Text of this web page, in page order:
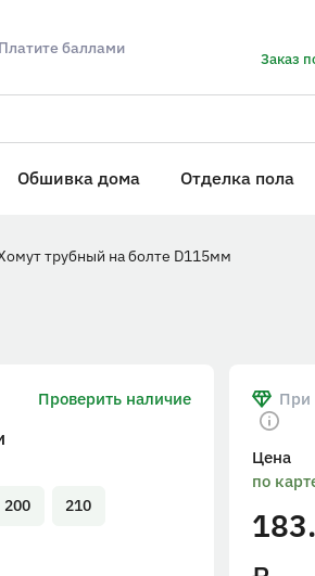
Платите баллами
Заказ
Обшивка дома Отделка пола
трубный на болте D115мм
Проверить наличие
200 210
При
Цена
по